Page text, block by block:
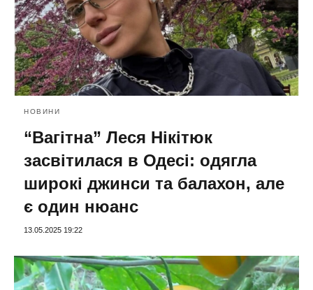
НОВИНИ
“Вагітна” Леся Нікітюк
засвітилася в Одесі: одягла
широкі джинси та балахон, але
є один нюанс
13.05.2025 19:22